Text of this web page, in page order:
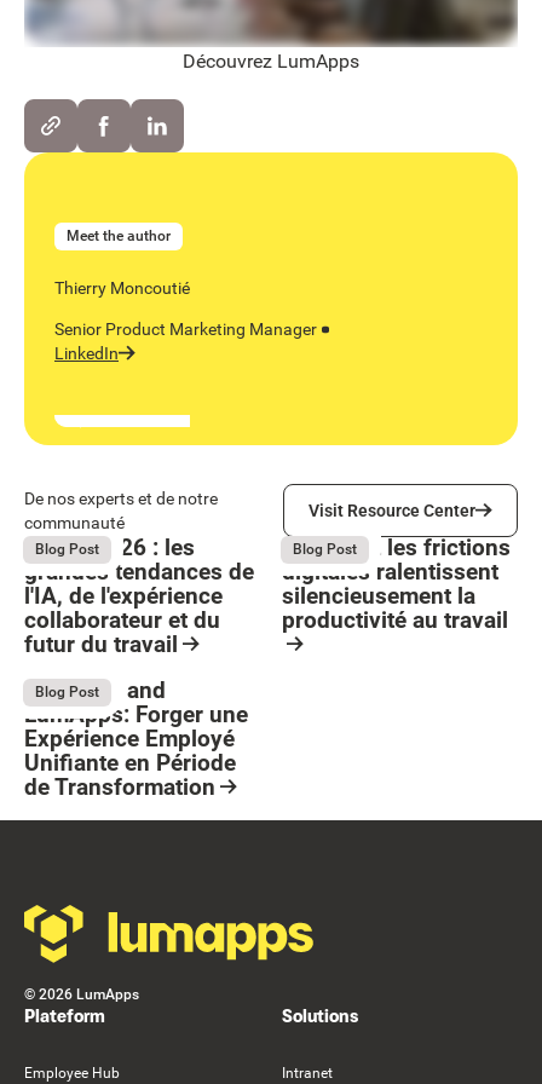
Découvrez LumApps
Meet the author
Thierry Moncoutié
Senior Product Marketing Manager
LinkedIn
Button Text
De nos experts et de notre
communauté
Visit Resource Center
Visit Resource Center
August 4, 2026
Blog Post
Bright 2026 : les
grandes tendances de
l'IA, de l'expérience
collaborateur et du
futur du travail
August 4, 2026
Blog Post
Comment les frictions
digitales ralentissent
silencieusement la
productivité au travail
July 13, 2026
Blog Post
Stellantis and
LumApps: Forger une
Expérience Employé
Unifiante en Période
de Transformation
© 2026 LumApps
Plateform
Employee Hub
Solutions
Intranet